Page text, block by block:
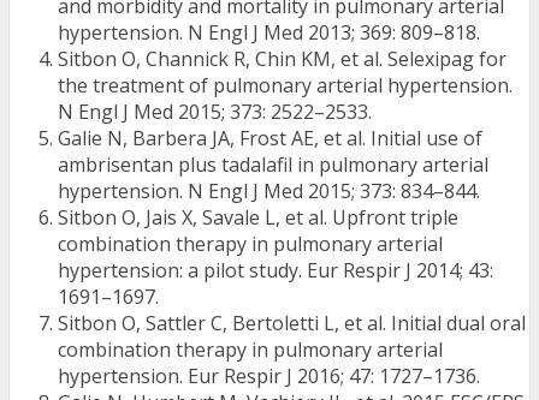
and morbidity and mortality in pulmonary arterial
hypertension. N Engl J Med 2013; 369: 809–818.
Sitbon O, Channick R, Chin KM, et al. Selexipag for
the treatment of pulmonary arterial hypertension.
N Engl J Med 2015; 373: 2522–2533.
Galie N, Barbera JA, Frost AE, et al. Initial use of
ambrisentan plus tadalafil in pulmonary arterial
hypertension. N Engl J Med 2015; 373: 834–844.
Sitbon O, Jais X, Savale L, et al. Upfront triple
combination therapy in pulmonary arterial
hypertension: a pilot study. Eur Respir J 2014; 43:
1691–1697.
Sitbon O, Sattler C, Bertoletti L, et al. Initial dual oral
combination therapy in pulmonary arterial
hypertension. Eur Respir J 2016; 47: 1727–1736.